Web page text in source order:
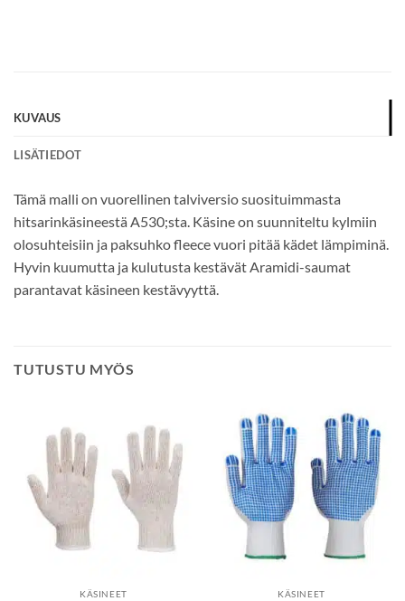
KUVAUS
LISÄTIEDOT
Tämä malli on vuorellinen talviversio suosituimmasta
hitsarinkäsineestä A530;sta. Käsine on suunniteltu kylmiin
olosuhteisiin ja paksuhko fleece vuori pitää kädet lämpiminä.
Hyvin kuumutta ja kulutusta kestävät Aramidi-saumat
parantavat käsineen kestävyyttä.
TUTUSTU MYÖS
KÄSINEET KÄSINEET